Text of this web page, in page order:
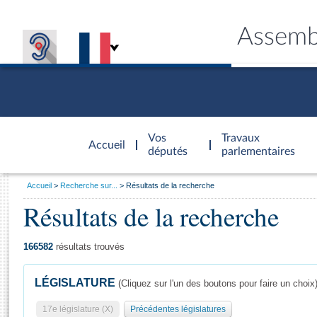
Accueil
d'accueil
Vos
députés
Travaux
parlementaires
Général
Vous
Accueil Recherche sur... Résultats de la recherche
Résultats de la recherche
166582 résultats trouvés
LÉGISLATURE (Cliquez sur l'un des boutons pour faire un choix)
17e législature (X) Précédentes législatures